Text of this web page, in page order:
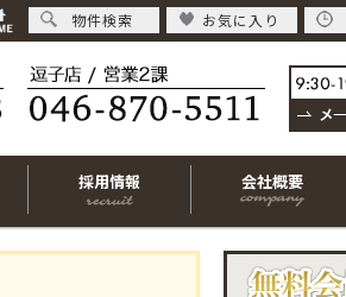
採用情報 会社概要
物件検索 お気に入り